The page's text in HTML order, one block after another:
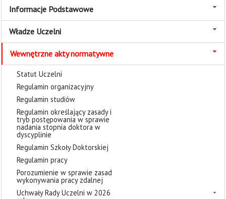
Informacje Podstawowe
Władze Uczelni
Wewnętrzne akty normatywne
Statut Uczelni
Regulamin organizacyjny
Regulamin studiów
Regulamin określający zasady i
tryb postępowania w sprawie
nadania stopnia doktora w
dyscyplinie
Regulamin Szkoły Doktorskiej
Regulamin pracy
Porozumienie w sprawie zasad
wykonywania pracy zdalnej
Uchwały Rady Uczelni w 2026